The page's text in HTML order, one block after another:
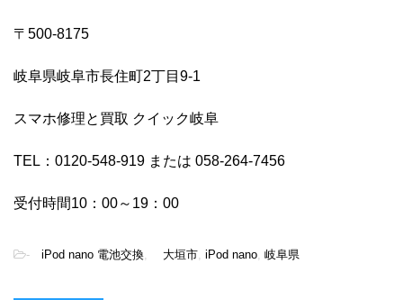
〒500-8175
岐阜県岐阜市長住町2丁目9-1
スマホ修理と買取 クイック岐阜
TEL：0120-548-919 または 058-264-7456
受付時間10：00～19：00
- iPod nano 電池交換 大垣市 iPod nano 岐阜県